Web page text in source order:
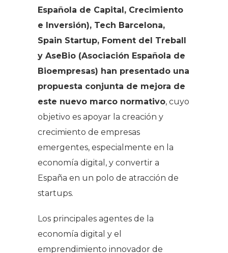
Española de Capital, Crecimiento
e Inversión), Tech Barcelona,
Spain Startup, Foment del Treball
y AseBio (Asociación Española de
Bioempresas) han presentado una
propuesta conjunta de mejora de
este nuevo marco normativo, cuyo
objetivo es apoyar la creación y
crecimiento de empresas
emergentes, especialmente en la
economía digital, y convertir a
España en un polo de atracción de
startups.
Los principales agentes de la
economía digital y el
emprendimiento innovador de